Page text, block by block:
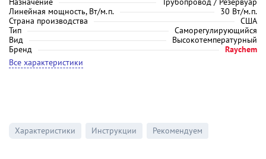
Линейная мощность, Вт/м.п.
30 Вт/м.п.
Страна производства
США
Тип
Саморегулирующийся
Вид
Высокотемпературный
Бренд
Raychem
Все характеристики
Характеристики Инструкции Рекомендуем